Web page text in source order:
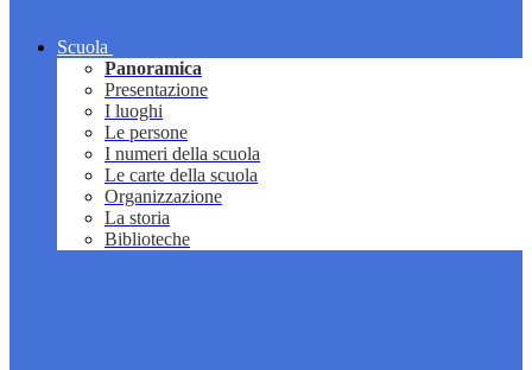
Scuola
Panoramica
Presentazione
I luoghi
Le persone
I numeri della scuola
Le carte della scuola
Organizzazione
La storia
Biblioteche